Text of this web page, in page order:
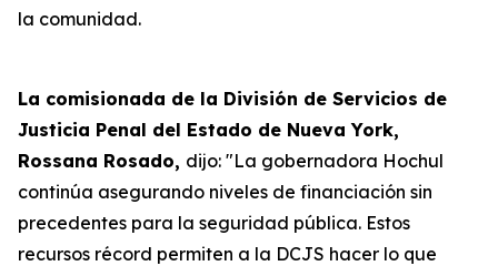
la comunidad.
La comisionada de la División de Servicios de
Justicia Penal del Estado de Nueva York,
Rossana Rosado, dijo: "La gobernadora Hochul
continúa asegurando niveles de financiación sin
precedentes para la seguridad pública. Estos
recursos récord permiten a la DCJS hacer lo que